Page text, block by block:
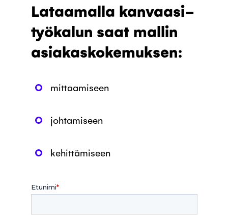
Lataamalla kanvaasi-
työkalun saat mallin
asiakaskokemuksen:
mittaamiseen
johtamiseen
kehittämiseen